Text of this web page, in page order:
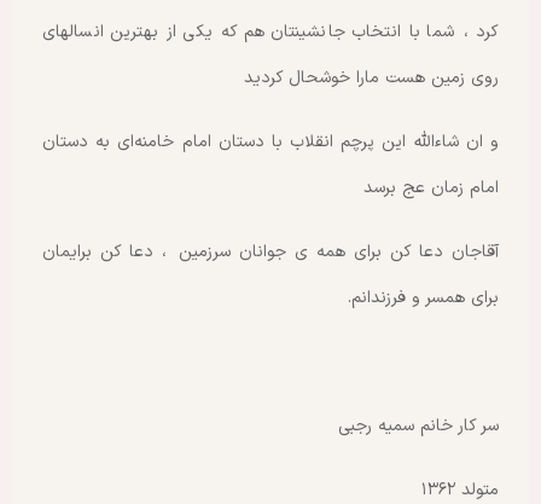
کرد ، شما با انتخاب جانشینتان هم که یکی از بهترین انسالهای
روی زمین هست مارا خوشحال کردید
و ان شاءالله این پرچم انقلاب با دستان امام خامنه‌ای به دستان
امام زمان عج برسد
آقاجان دعا کن برای همه ی جوانان سرزمین ، دعا کن برایمان
برای همسر و فرزندانم.
سر کار خانم سمیه رجبی
متولد ۱۳۶۲